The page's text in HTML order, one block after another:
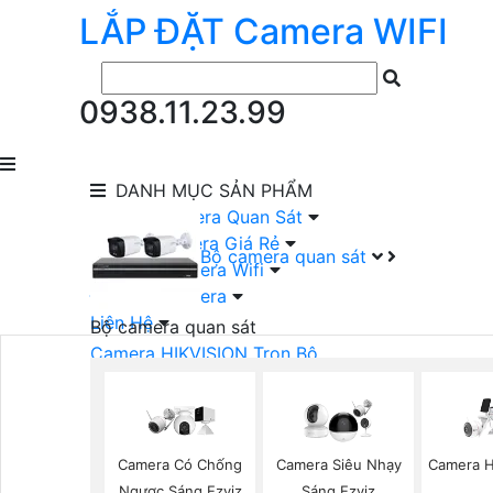
LẮP ĐẶT Camera WIFI
0938.11.23.99
DANH MỤC SẢN PHẨM
Bộ camera quan sát
Bộ camera quan sát
Camera HIKVISION Trọn Bộ
Camera DAHUA Trọn Bộ
Camera giá Rẻ Trọn Bộ
Bộ Camera Nên Dùng
Bộ Camera Có Màu Ban Đêm
lắp Đặt Camera Quan Sát
Lắp Bộ Camera Giá Rẻ
Lắp Đặt Camera Wifi
Đầu Ghi Camera
Liên Hệ
Camera Có Chống
Camera Siêu Nhạy
Camera